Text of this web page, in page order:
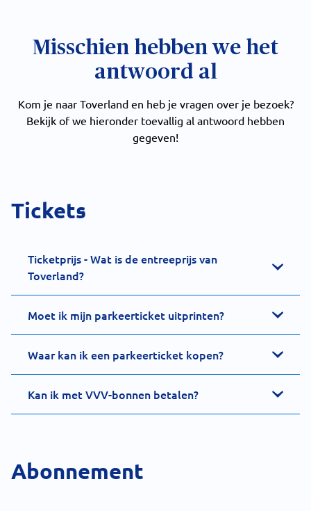
Misschien hebben we het
antwoord al
Kom je naar Toverland en heb je vragen over je bezoek?
Bekijk of we hieronder toevallig al antwoord hebben
gegeven!
Tickets
Ticketprijs - Wat is de entreeprijs van
Toverland?
Moet ik mijn parkeerticket uitprinten?
Waar kan ik een parkeerticket kopen?
Kan ik met VVV-bonnen betalen?
Abonnement